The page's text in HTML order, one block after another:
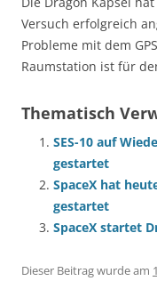
Versuch erfolgreich
Probleme mit dem
Raumstation ist für
Thematisch
SES-10 auf
gestartet
SpaceX hat
gestartet
SpaceX startet
Dieser Beitrag wurde am